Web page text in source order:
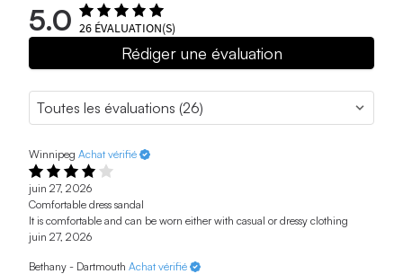
5.0 26 ÉVALUATION(S)
Rédiger une évaluation
Winnipeg Achat vérifié
juin 27, 2026
Comfortable dress sandal
It is comfortable and can be worn either with casual or dressy clothing
juin 27, 2026
Bethany - Dartmouth Achat vérifié